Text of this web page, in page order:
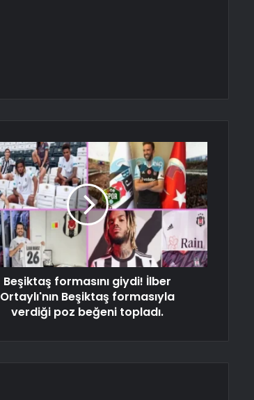
Beşiktaş formasını giydi! İlber
Ortaylı'nın Beşiktaş formasıyla
verdiği poz beğeni topladı.